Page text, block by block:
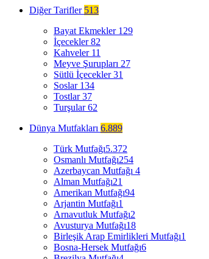
Diğer Tarifler 513
Bayat Ekmekler 129
İçecekler82
Kahveler 11
Meyve Şurupları 27
Sütlü İçecekler31
Soslar 134
Tostlar37
Turşular62
Dünya Mutfakları 6.889
Türk Mutfağı5.372
Osmanlı Mutfağı254
Azerbaycan Mutfağı 4
Alman Mutfağı21
Amerikan Mutfağı94
Arjantin Mutfağı1
Arnavutluk Mutfağı2
Avusturya Mutfağı18
Birleşik Arap Emirlikleri Mutfağı1
Bosna-Hersek Mutfağı6